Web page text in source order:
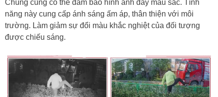
Chúng cũng có thể đảm bảo hình ảnh đầy màu sắc. Tính
năng này cung cấp ánh sáng ấm áp, thân thiện với môi
trường. Làm giảm sự đổi màu khắc nghiệt của đối tượng
được chiếu sáng.